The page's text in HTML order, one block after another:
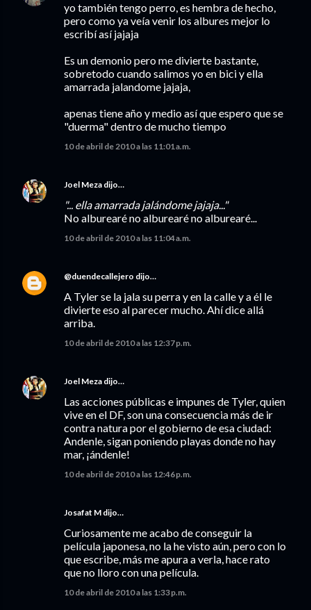
yo también tengo perro, es hembra de hecho,
pero como ya veía venir los albures mejor lo
escribí así jajaja
Es un demonio pero me divierte bastante,
sobretodo cuando salimos yo en bici y ella
amarrada jalandome jajaja,
apenas tiene año y medio así que espero que se
"duerma" dentro de mucho tiempo
10 de abril de 2010 a las 11:01 a.m.
Joel Meza dijo…
"... ella amarrada jalándome jajaja..."
No alburearé no alburearé no alburearé...
10 de abril de 2010 a las 11:04 a.m.
@duendecallejero dijo…
A Tyler se la jala su perra y en la calle y a él le
divierte eso al parecer mucho. Ahí dice allá
arriba.
10 de abril de 2010 a las 12:37 p.m.
Joel Meza dijo…
Las acciones públicas e impunes de Tyler, quien
vive en el DF, son una consecuencia más de ir
contra natura por el gobierno de esa ciudad:
Andenle, sigan poniendo playas donde no hay
mar, ¡ándenle!
10 de abril de 2010 a las 12:46 p.m.
Josafat M dijo…
Curiosamente me acabo de conseguir la
película japonesa, no la he visto aún, pero con lo
que escribe, más me apura a verla, hace rato
que no lloro con una película.
10 de abril de 2010 a las 1:33 p.m.